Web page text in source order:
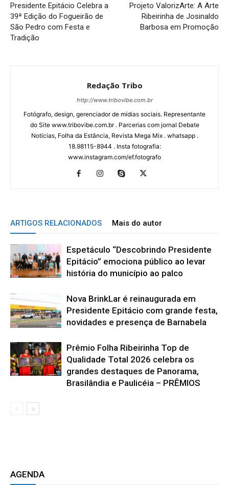
Presidente Epitácio Celebra a
39ª Edição do Fogueirão de
São Pedro com Festa e
Tradição
Projeto ValorizArte: A Arte
Ribeirinha de Josinaldo
Barbosa em Promoção
Redação Tribo
http://www.tribovibe.com.br
Fotógrafo, design, gerenciador de mídias sociais. Representante
do Site www.tribovibe.com.br . Parcerias com jornal Debate
Notícias, Folha da Estância, Revista Mega Mix . whatsapp .
18.98115-8944 . Insta fotografia:
www.instagram.com/ef.fotografo
ARTIGOS RELACIONADOS Mais do autor
Espetáculo “Descobrindo Presidente
Epitácio” emociona público ao levar
história do município ao palco
Nova BrinkLar é reinaugurada em
Presidente Epitácio com grande festa,
novidades e presença de Barnabela
Prêmio Folha Ribeirinha Top de
Qualidade Total 2026 celebra os
grandes destaques de Panorama,
Brasilândia e Paulicéia – PRÊMIOS
AGENDA